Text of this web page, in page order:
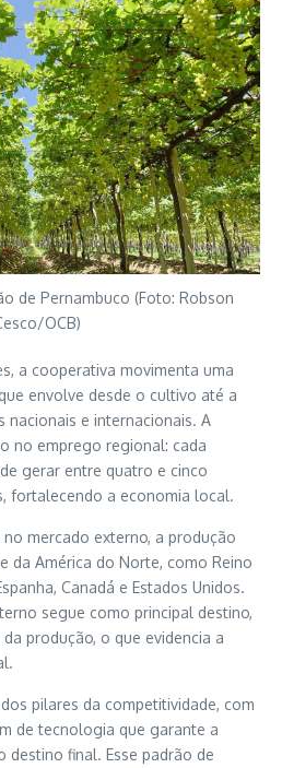
de Pernambuco (Foto: Robson
OCB)
a cooperativa movimenta uma
envolve desde o cultivo até a
nacionais e internacionais. A
no emprego regional: cada
gerar entre quatro e cinco
fortalecendo a economia local.
mercado externo, a produção
da América do Norte, como Reino
Canadá e Estados Unidos.
segue como principal destino,
produção, o que evidencia a
pilares da competitividade, com
de tecnologia que garante a
destino final. Esse padrão de